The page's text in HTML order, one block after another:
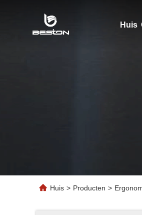
Huis
Huis > Producten >